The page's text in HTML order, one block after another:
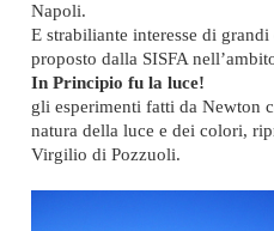
Napoli.
E strabiliante interesse di
proposto dalla SISFA
In Principio fu la luce!
gli esperimenti fatti da Newton
natura della luce e dei colori,
Virgilio di Pozzuoli.